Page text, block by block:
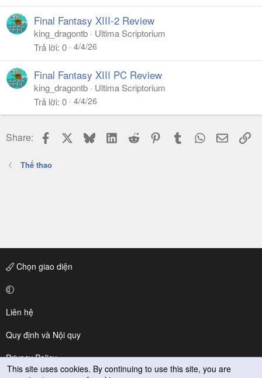
Final Fantasy XIII-2 Review
king_dragontb
Ultima Scriptorium
Trả lời 0 4/4/26
Final Fantasy XIII PC Review
king_dragontb
Ultima Scriptorium
Trả lời 0 4/4/26
Share: Facebook BlueskyLinkedIn
Reddit PinterestTumblr WhatsApp
Email
Thể thao
Chọn giao diện
Liên hệ
Quy định và Nội quy
Privacy Policy
This site uses cookies. By continuing to use this site, you are